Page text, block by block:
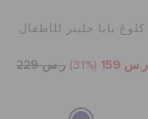
كلوغ بايا جليتر للأطفال
ر.س 159 (31%) ر.س 229